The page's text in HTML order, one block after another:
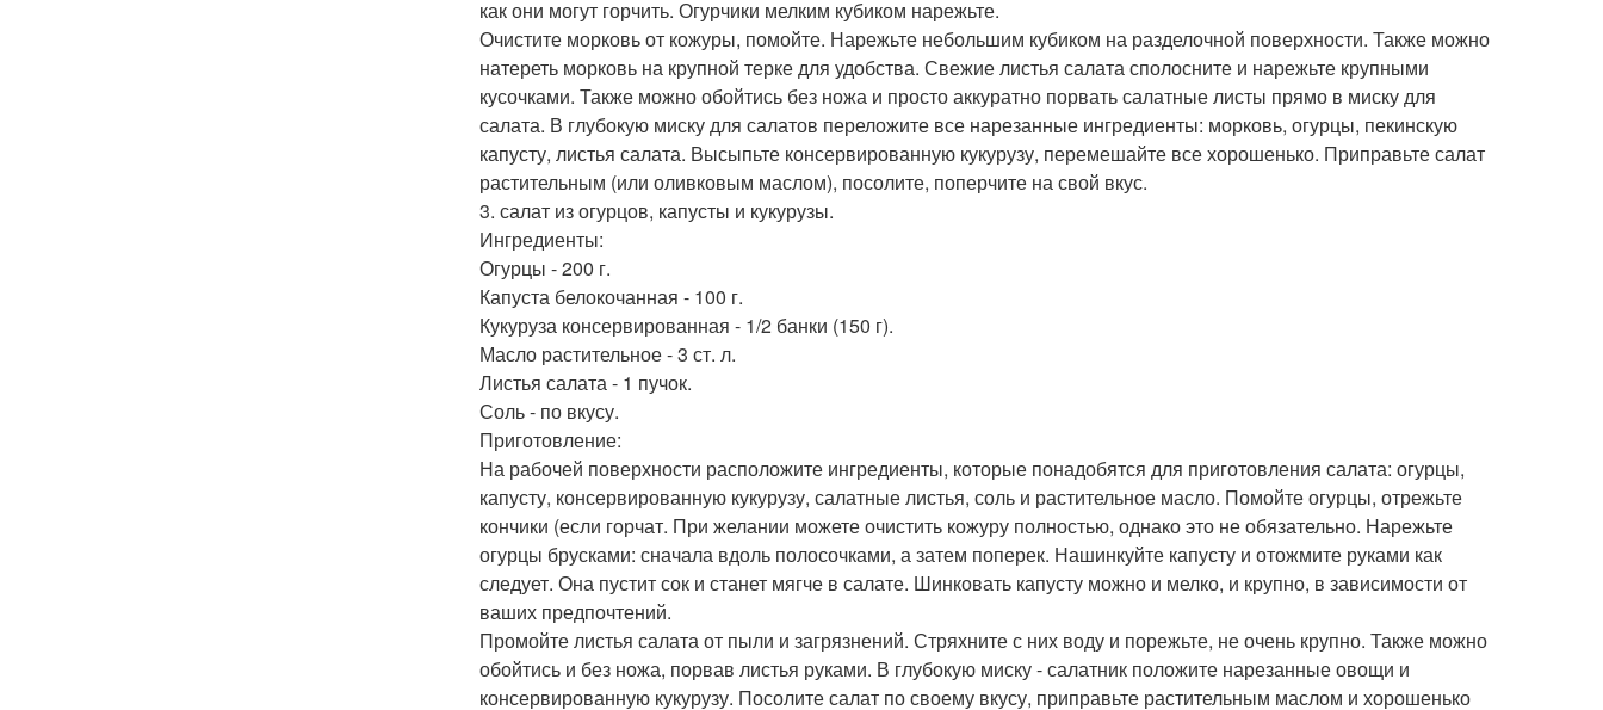
как они могут горчить. Огурчики мелким кубиком нарежьте.
Очистите морковь от кожуры, помойте. Нарежьте небольшим кубиком на разделочной поверхности. Также можно
натереть морковь на крупной терке для удобства. Свежие листья салата сполосните и нарежьте крупными
кусочками. Также можно обойтись без ножа и просто аккуратно порвать салатные листы прямо в миску для
салата. В глубокую миску для салатов переложите все нарезанные ингредиенты: морковь, огурцы, пекинскую
капусту, листья салата. Высыпьте консервированную кукурузу, перемешайте все хорошенько. Приправьте салат
растительным (или оливковым маслом), посолите, поперчите на свой вкус.
3. салат из огурцов, капусты и кукурузы.
Ингредиенты:
Огурцы - 200 г.
Капуста белокочанная - 100 г.
Кукуруза консервированная - 1/2 банки (150 г).
Масло растительное - 3 ст. л.
Листья салата - 1 пучок.
Соль - по вкусу.
Приготовление:
На рабочей поверхности расположите ингредиенты, которые понадобятся для приготовления салата: огурцы,
капусту, консервированную кукурузу, салатные листья, соль и растительное масло. Помойте огурцы, отрежьте
кончики (если горчат. При желании можете очистить кожуру полностью, однако это не обязательно. Нарежьте
огурцы брусками: сначала вдоль полосочками, а затем поперек. Нашинкуйте капусту и отожмите руками как
следует. Она пустит сок и станет мягче в салате. Шинковать капусту можно и мелко, и крупно, в зависимости от
ваших предпочтений.
Промойте листья салата от пыли и загрязнений. Стряхните с них воду и порежьте, не очень крупно. Также можно
обойтись и без ножа, порвав листья руками. В глубокую миску - салатник положите нарезанные овощи и
консервированную кукурузу. Посолите салат по своему вкусу, приправьте растительным маслом и хорошенько